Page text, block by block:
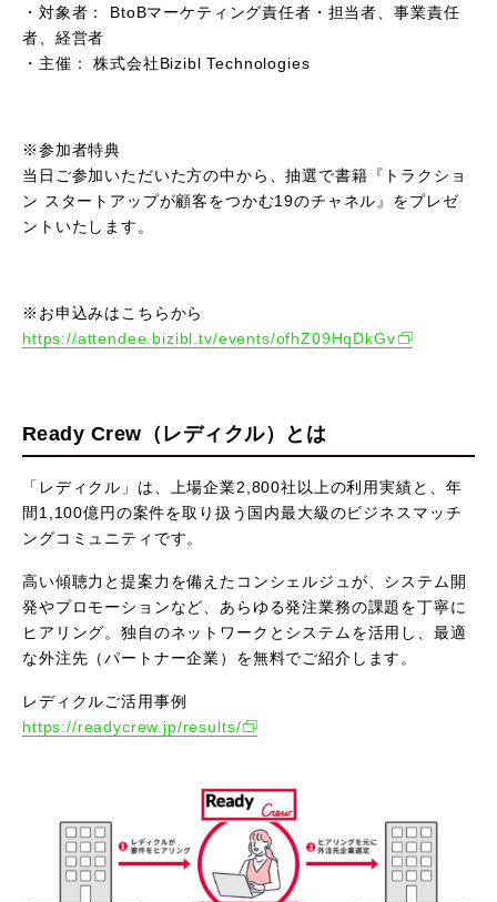
・対象者： BtoBマーケティング責任者・担当者、事業責任
者、経営者
・主催： 株式会社Bizibl Technologies
※参加者特典
当日ご参加いただいた方の中から、抽選で書籍『トラクショ
ン スタートアップが顧客をつかむ19のチャネル』をプレゼ
ントいたします。
※お申込みはこちらから
https://attendee.bizibl.tv/events/ofhZ09HqDkGv
Ready Crew（レディクル）とは
「レディクル」は、上場企業2,800社以上の利用実績と、年
間1,100億円の案件を取り扱う国内最大級のビジネスマッチ
ングコミュニティです。
高い傾聴力と提案力を備えたコンシェルジュが、システム開
発やプロモーションなど、あらゆる発注業務の課題を丁寧に
ヒアリング。独自のネットワークとシステムを活用し、最適
な外注先（パートナー企業）を無料でご紹介します。
レディクルご活用事例
https://readycrew.jp/results/